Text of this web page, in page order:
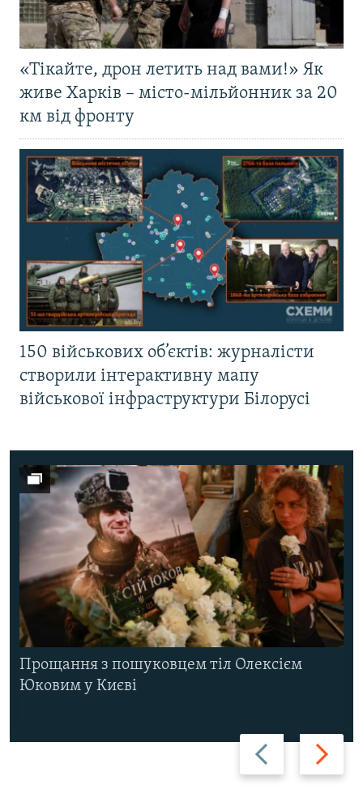
«Тікайте, дрон летить над вами!» Як
живе Харків – місто-мільйонник за 20
км від фронту
150 військових об’єктів: журналісти
створили інтерактивну мапу
військової інфраструктури Білорусі
Назад Вперед
Прощання з пошуковцем тіл Олексієм
Юковим у Києві